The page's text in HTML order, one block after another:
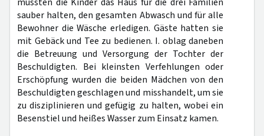
sauber halten, den gesamten Abwasch und für alle
Bewohner die Wäsche erledigen. Gäste hatten sie
mit Gebäck und Tee zu bedienen. I. oblag daneben
die Betreuung und Versorgung der Tochter der
Beschuldigten. Bei kleinsten Verfehlungen oder
Erschöpfung wurden die beiden Mädchen von den
Beschuldigten geschlagen und misshandelt, um sie
zu disziplinieren und gefügig zu halten, wobei ein
Besenstiel und heißes Wasser zum Einsatz kamen.